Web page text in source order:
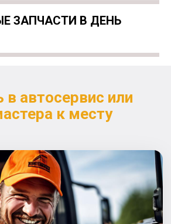
ЗАПЧАСТИ В ДЕНЬ
в автосервис или
к месту